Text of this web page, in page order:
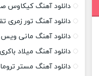
دانلود آهنگ کیکاوس
دانلود آهنگ تور زمری
دانلود آهنگ مانی
دانلود آهنگ میلاد
دانلود آهنگ مستر تروما